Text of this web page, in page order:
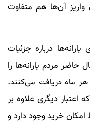
آن‌ها هم متفاوت
درباره جزئیات
حاضر مردم یارانه‌ها را
ماه دریافت می‌کنند.
اعتبار دیگری علاوه بر
امکان خرید وجود دارد و